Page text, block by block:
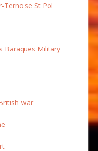
Ternoise St Pol
Baraques Military
War